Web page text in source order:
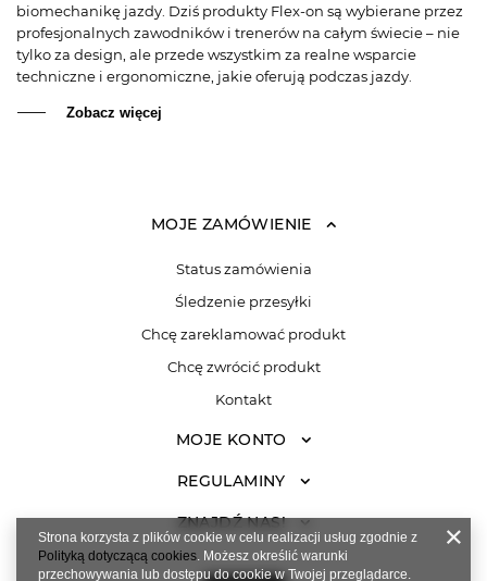
biomechanikę jazdy. Dziś produkty Flex-on są wybierane przez
profesjonalnych zawodników i trenerów na całym świecie – nie
tylko za design, ale przede wszystkim za realne wsparcie
techniczne i ergonomiczne, jakie oferują podczas jazdy.
Zobacz więcej
MOJE ZAMÓWIENIE
Status zamówienia
Śledzenie przesyłki
Chcę zareklamować produkt
Chcę zwrócić produkt
Kontakt
MOJE KONTO
REGULAMINY
ZNAJDŹ NAS!
Strona korzysta z plików cookie w celu realizacji usług zgodnie z
Polityką dotyczącą cookies. Możesz określić warunki
przechowywania lub dostępu do cookie w Twojej przeglądarce.